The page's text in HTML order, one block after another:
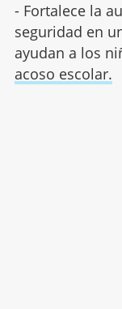
- Fortalece la
seguridad en
ayudan a los
acoso escolar.